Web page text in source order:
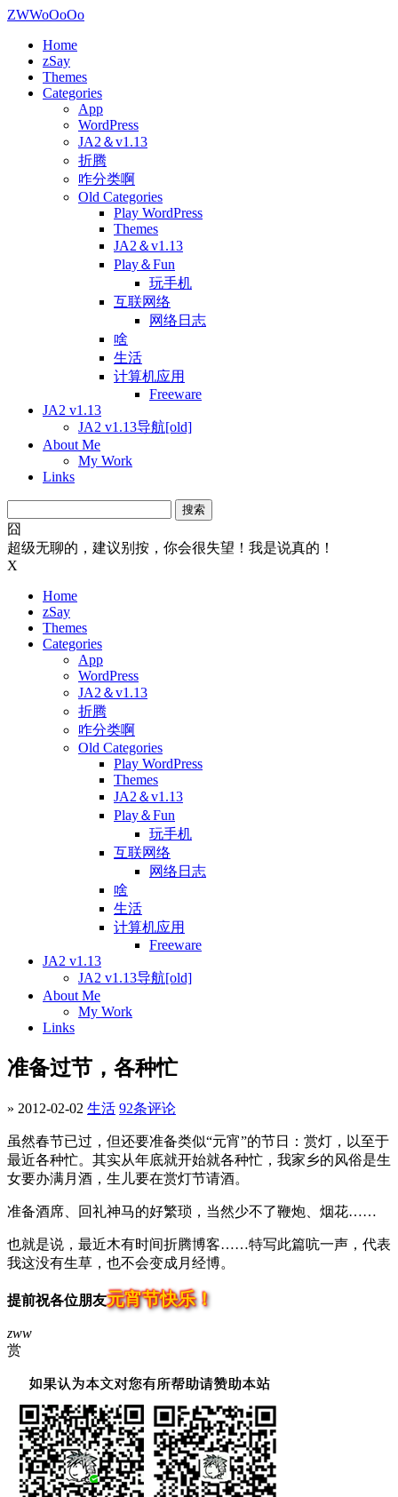
ZWWoOoOo
Home
zSay
Themes
Categories
App
WordPress
JA2＆v1.13
折腾
咋分类啊
Old Categories
Play WordPress
Themes
JA2＆v1.13
Play＆Fun
玩手机
互联网络
网络日志
啥
生活
计算机应用
Freeware
JA2 v1.13
JA2 v1.13导航[old]
About Me
My Work
Links
索：
囧
超级无聊的，建议别按，你会很失望！我是说真的！
X
Home
zSay
Themes
Categories
App
WordPress
JA2＆v1.13
折腾
咋分类啊
Old Categories
Play WordPress
Themes
JA2＆v1.13
Play＆Fun
玩手机
互联网络
网络日志
啥
生活
计算机应用
Freeware
JA2 v1.13
JA2 v1.13导航[old]
About Me
My Work
Links
准备过节，各种忙
» 2012-02-02 生活 92条评论
虽然春节已过，但还要准备类似“元宵”的节日：赏灯，以至于
最近各种忙。其实从年底就开始就各种忙，我家乡的风俗是生
女要办满月酒，生儿要在赏灯节请酒。
准备酒席、回礼神马的好繁琐，当然少不了鞭炮、烟花……
也就是说，最近木有时间折腾博客……特写此篇吭一声，代表
我这没有生草，也不会变成月经博。
提前祝各位朋友元宵节快乐！
zww
赏